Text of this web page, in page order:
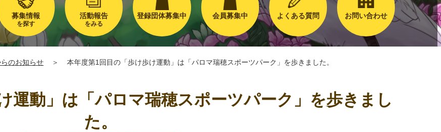
募集情報
を探す
活動報告
をみる
登録団体募集中 会員募集中 よくある質問 お問い合わせ
のお知らせ ＞ 本年度第1回目の「歩け歩け運動」は「パロマ瑞穂スポーツパーク」を歩きました。
運動」は「パロマ瑞穂スポーツパーク」を歩きまし
た。